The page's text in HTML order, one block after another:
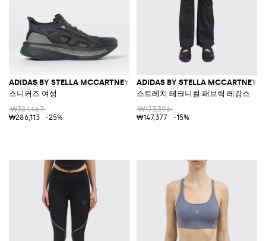
ADIDAS BY STELLA MCCARTNEY
스니커즈 여성
₩381,467
₩286,113
-25%
ADIDAS BY STELLA MCCARTNEY
스트레치 테크니컬 패브릭 레깅스
₩173,396
₩147,377
-15%